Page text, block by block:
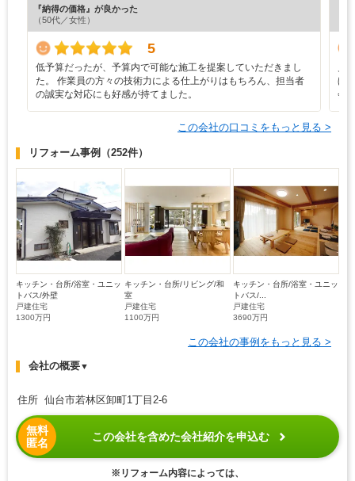
『納得の価格』が良かった
（50代／女性）
5
低予算だったが、予算内で可能な施工を提案していただきまし
た。 作業員の方々の技術力による仕上がりはもちろん、担当者
の誠実な対応にも好感が持てました。
ほ
会
この会社の口コミをもっと見る >
リフォーム事例 （252件）
キッチン・台所/浴室・ユニッ
トバス/外壁
戸建住宅
1300万円
キッチン・台所/リビング/和
室
戸建住宅
1100万円
キッチン・台所/浴室・ユニッ
トバス/...
戸建住宅
3690万円
この会社の事例をもっと見る >
会社の概要▼
住所 仙台市若林区卸町1丁目2-6
無料
匿名
この会社を含めた会社紹介を申込む
※リフォーム内容によっては、